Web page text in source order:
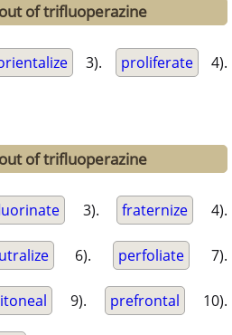
of trifluoperazine
3). proliferate 4).
of trifluoperazine
3). fraternize 4).
6). perfoliate 7).
9). prefrontal 10).